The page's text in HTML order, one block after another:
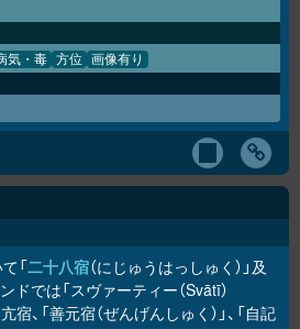
気・毒 方位 画像有り
「二十八宿（にじゅうはっしゅく）」及
では「スヴァーティー（Svātī）
宿、「善元宿（ぜんげんしゅく）」、「自記